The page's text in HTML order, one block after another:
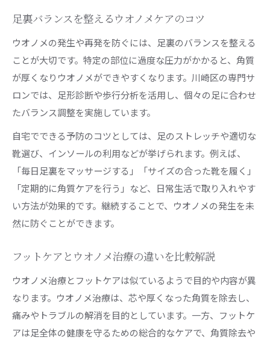
足裏バランスを整えるウオノメケアのコツ
ウオノメの発生や再発を防ぐには、足裏のバランスを整える
ことが大切です。特定の部位に過度な圧力がかかると、角質
が厚くなりウオノメができやすくなります。川崎区の専門サ
ロンでは、足形診断や歩行分析を活用し、個々の足に合わせ
たバランス調整を実施しています。
自宅でできる予防のコツとしては、足のストレッチや適切な
靴選び、インソールの利用などが挙げられます。例えば、
「毎日足裏をマッサージする」「サイズの合った靴を履く」
「定期的に角質ケアを行う」など、日常生活で取り入れやす
い方法が効果的です。継続することで、ウオノメの発生を未
然に防ぐことができます。
フットケアとウオノメ治療の違いを比較解説
ウオノメ治療とフットケアは似ているようで目的や内容が異
なります。ウオノメ治療は、芯や厚くなった角質を除去し、
痛みやトラブルの解消を目的としています。一方、フットケ
アは足全体の健康を守るための総合的なケアで、角質除去や